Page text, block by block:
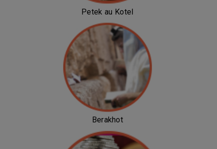
Petek au Kotel
Berakhot